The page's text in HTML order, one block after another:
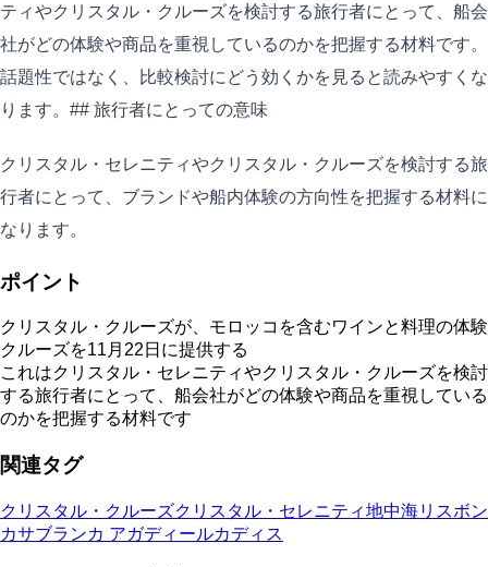
ティやクリスタル・クルーズを検討する旅行者にとって、船会
社がどの体験や商品を重視しているのかを把握する材料です。
話題性ではなく、比較検討にどう効くかを見ると読みやすくな
ります。## 旅行者にとっての意味
クリスタル・セレニティやクリスタル・クルーズを検討する旅
行者にとって、ブランドや船内体験の方向性を把握する材料に
なります。
ポイント
クリスタル・クルーズが、モロッコを含むワインと料理の体験
クルーズを11月22日に提供する
これはクリスタル・セレニティやクリスタル・クルーズを検討
する旅行者にとって、船会社がどの体験や商品を重視している
のかを把握する材料です
関連タグ
クリスタル・クルーズクリスタル・セレニティ地中海リスボン
カサブランカ アガディールカディス